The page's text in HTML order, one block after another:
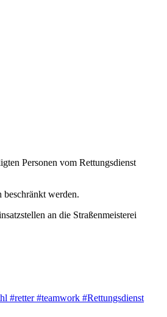
Personen vom Rettungsdienst
beschränkt werden.
an die Straßenmeisterei
#retter#teamwork #Rettungsdienst